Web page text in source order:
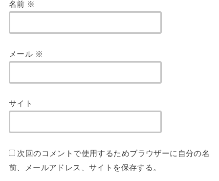
名前 ※
メール ※
サイト
次回のコメントで使用するためブラウザーに自分の名
前、メールアドレス、サイトを保存する。